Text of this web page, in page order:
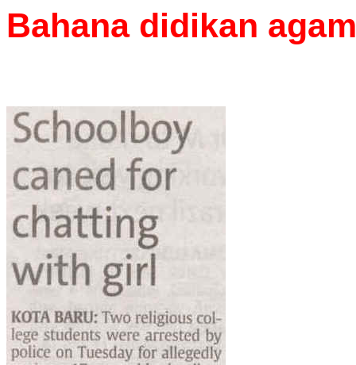
Bahana didikan